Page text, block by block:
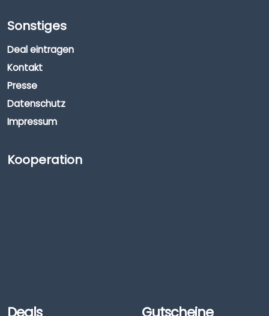
Sonstiges
Deal eintragen
Kontakt
Presse
Datenschutz
Impressum
Kooperation